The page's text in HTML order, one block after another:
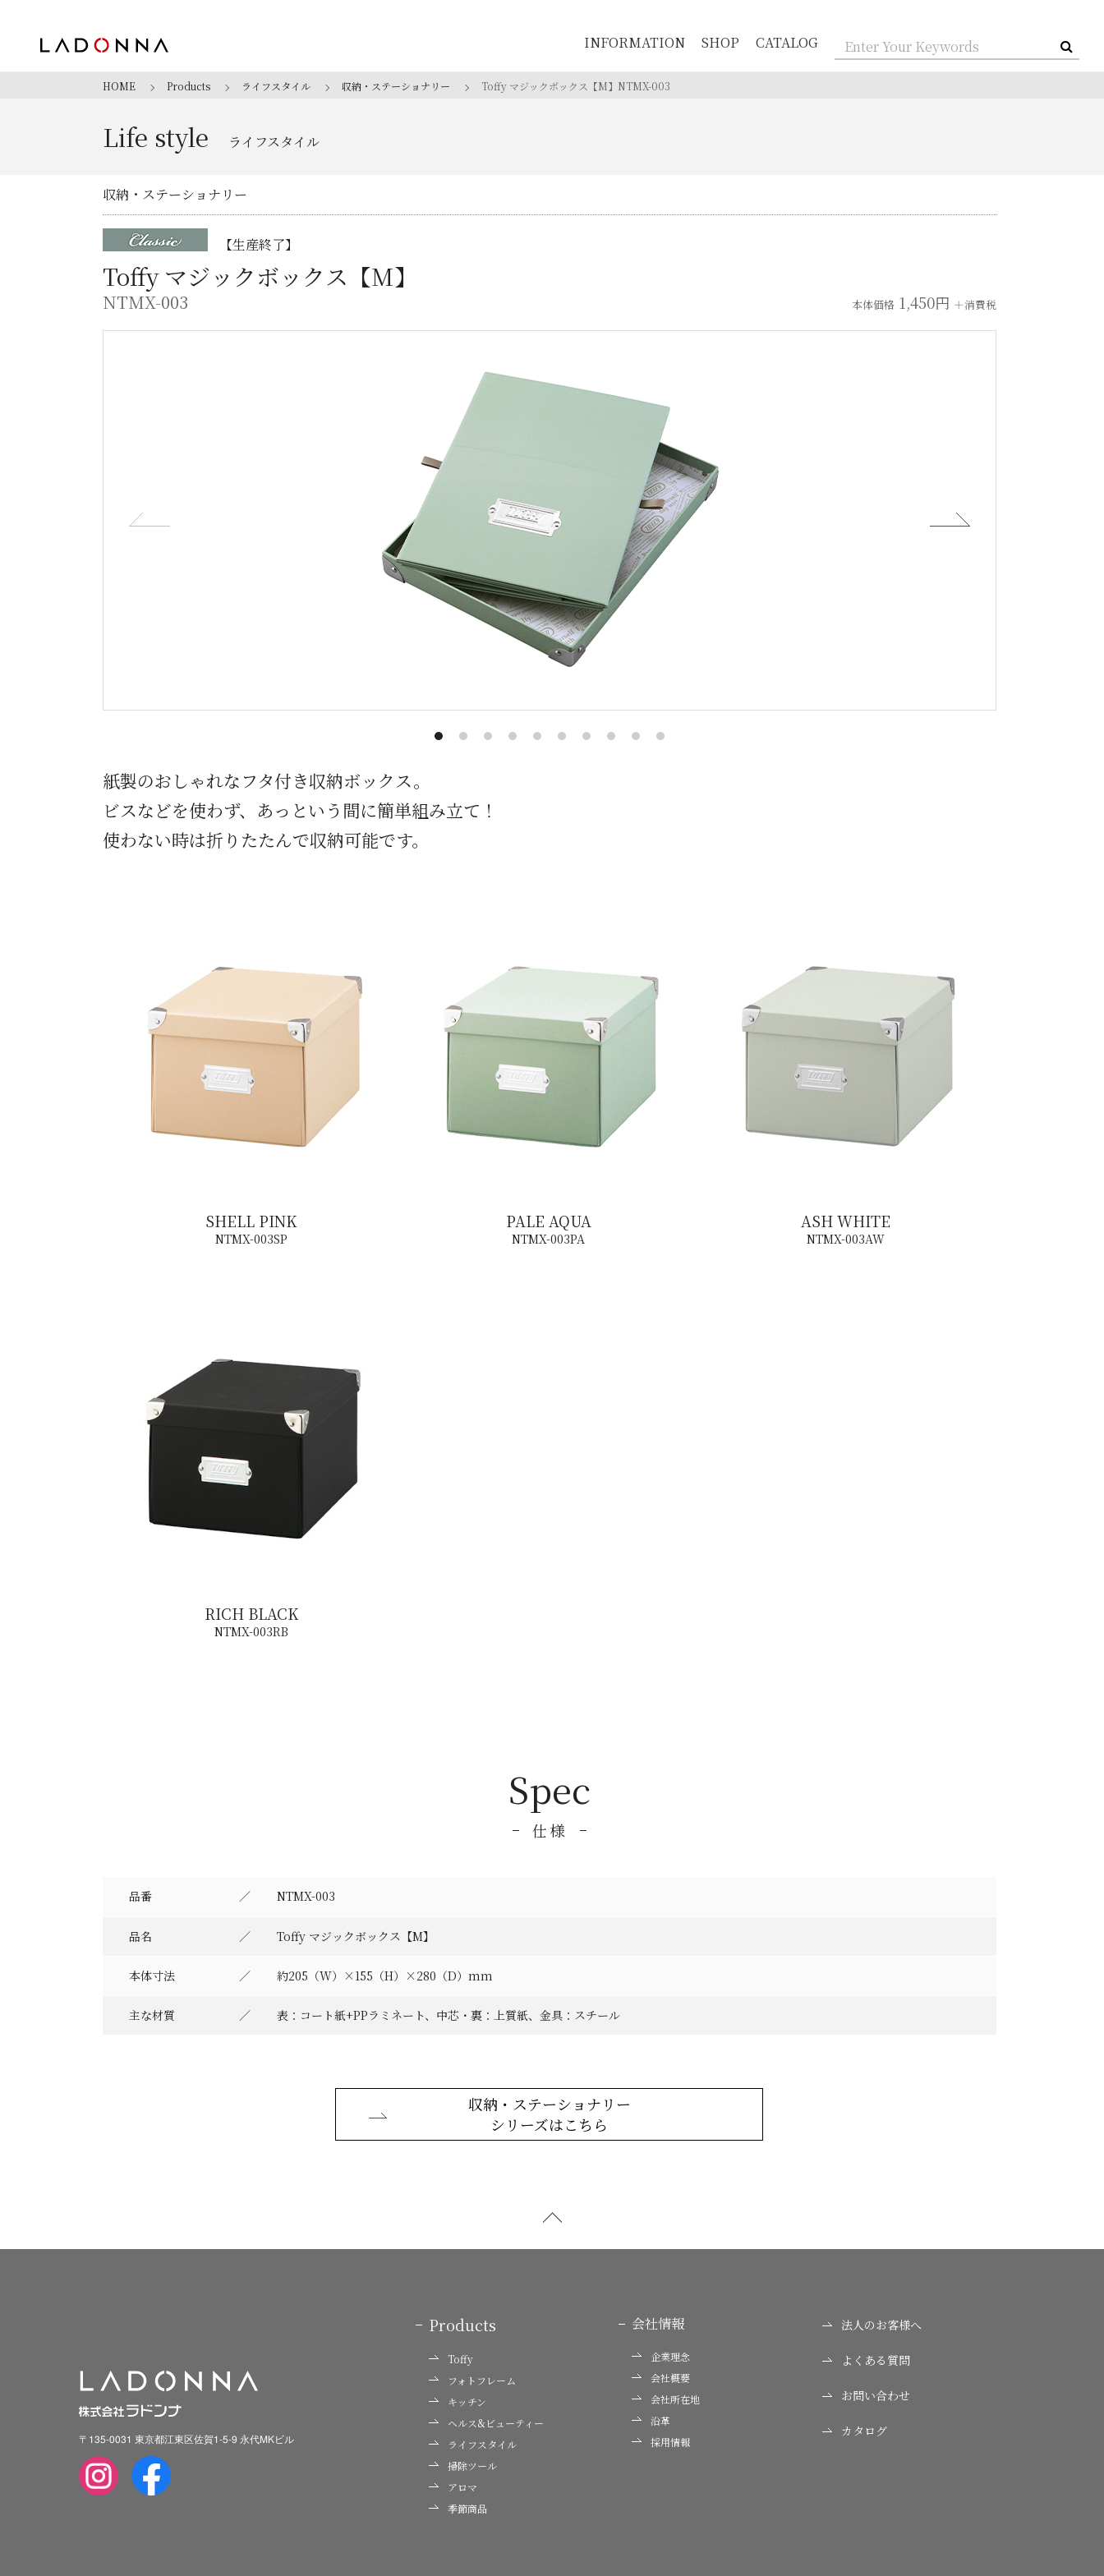
HOME Products ライフスタイル 収納・ステーショナリー Toffy マジックボックス【M】 NTMX-003
Life style ライフスタイル
収納・ステーショナリー
【生産終了】
Toffy マジックボックス【M】
NTMX-003 本体価格1,450円 ＋消費税
紙製のおしゃれなフタ付き収納ボックス。
ビスなどを使わず、あっという間に簡単組み立て！
使わない時は折りたたんで収納可能です。
SHELL PINK
NTMX-003SP
PALE AQUA
NTMX-003PA
ASH WHITE
NTMX-003AW
RICH BLACK
NTMX-003RB
Spec
仕様
品番 NTMX-003
品名 Toffy マジックボックス【M】
本体寸法 約205（W）×155（H）×280（D）mm
主な材質 表：コート紙+PPラミネート、中芯・裏：上質紙、金具：スチール
収納・ステーショナリー
シリーズはこちら
INFORMATION SHOP CATALOG
〒135-0031 東京都江東区佐賀1-5-9 永代MKビル
Products
Toffy
フォトフレーム
キッチン
ヘルス&ビューティー
ライフスタイル
掃除ツール
アロマ
季節商品
会社情報
企業理念
会社概要
会社所在地
沿革
採用情報
法人のお客様へ
よくある質問
お問い合わせ
カタログ